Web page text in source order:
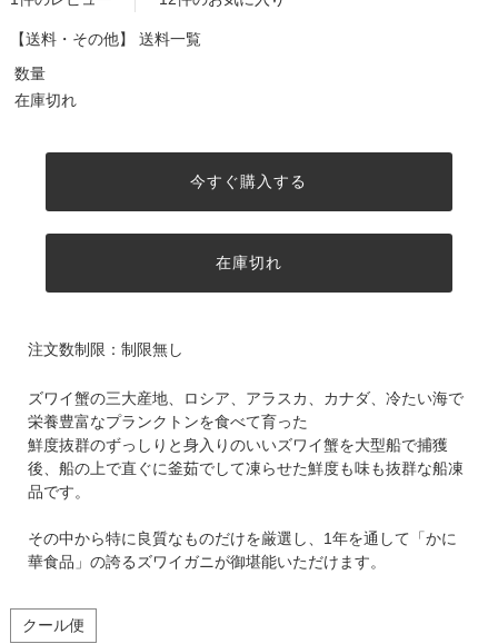
【送料・その他】 送料一覧
数量
在庫切れ
今すぐ購入する
在庫切れ
注文数制限：制限無し
ズワイ蟹の三大産地、ロシア、アラスカ、カナダ、冷たい海で
栄養豊富なプランクトンを食べて育った
鮮度抜群のずっしりと身入りのいいズワイ蟹を大型船で捕獲
後、船の上で直ぐに釜茹でして凍らせた鮮度も味も抜群な船凍
品です。
その中から特に良質なものだけを厳選し、1年を通して「かに
華食品」の誇るズワイガニが御堪能いただけます。
クール便